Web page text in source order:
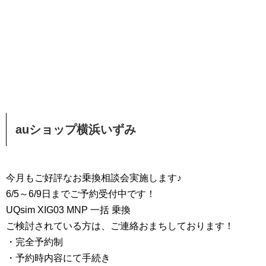
auショップ横浜いずみ
今月もご好評なお乗換相談会実施します♪
6/5～6/9日までご予約受付中です！
UQsim XIG03 MNP 一括 乗換
ご検討されている方は、ご連絡おまちしております！
・完全予約制
・予約時内容にて手続き